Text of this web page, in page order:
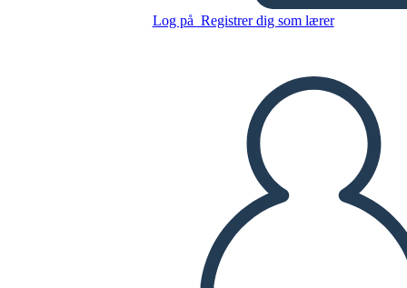
Log på Registrer dig som lærer
LAVE ET STORYBOARD
AFSPIL DIASSHOW
LÆS FOR MIG